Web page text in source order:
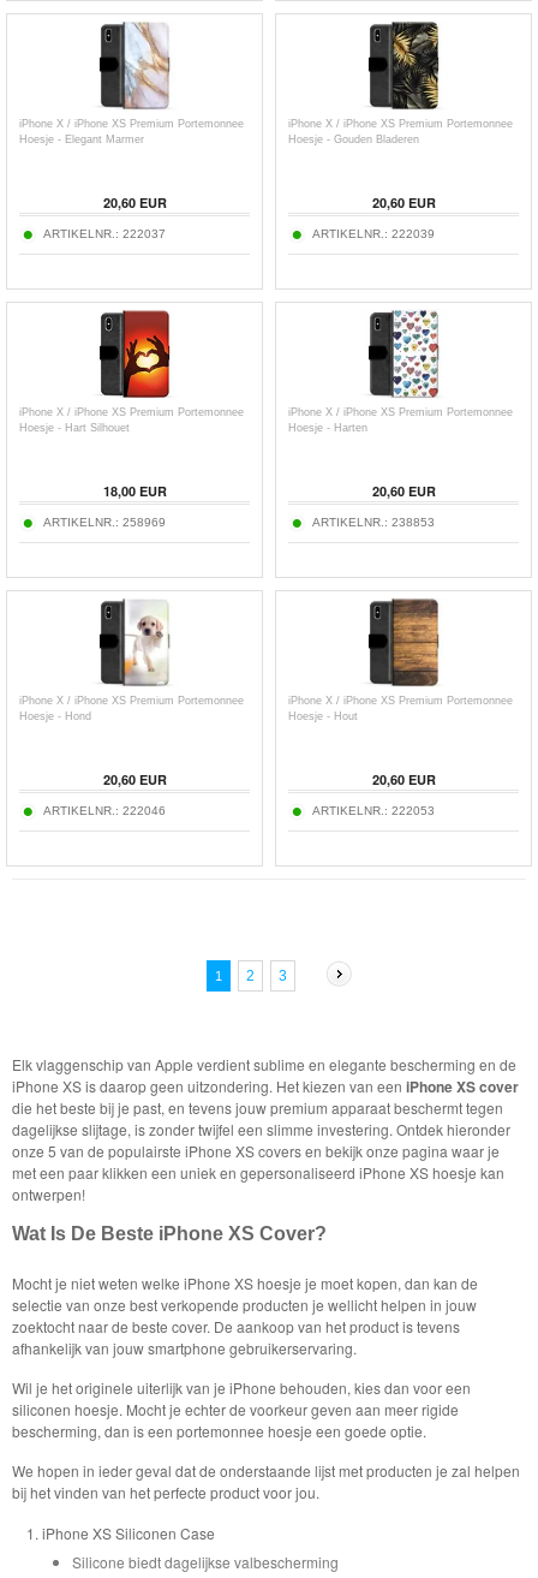
iPhone X / iPhone XS Premium Portemonnee
Hoesje - Elegant Marmer
20,60EUR
ARTIKELNR.: 222037
iPhone X / iPhone XS Premium Portemonnee
Hoesje - Gouden Bladeren
20,60EUR
ARTIKELNR.: 222039
iPhone X / iPhone XS Premium Portemonnee
Hoesje - Hart Silhouet
18,00EUR
ARTIKELNR.: 258969
iPhone X / iPhone XS Premium Portemonnee
Hoesje - Harten
20,60EUR
ARTIKELNR.: 238853
iPhone X / iPhone XS Premium Portemonnee
Hoesje - Hond
20,60EUR
ARTIKELNR.: 222046
iPhone X / iPhone XS Premium Portemonnee
Hoesje - Hout
20,60EUR
ARTIKELNR.: 222053
1 2 3
Elk vlaggenschip van Apple verdient sublime en elegante bescherming en de
iPhone XS is daarop geen uitzondering. Het kiezen van een iPhone XS cover
die het beste bij je past, en tevens jouw premium apparaat beschermt tegen
dagelijkse slijtage, is zonder twijfel een slimme investering. Ontdek hieronder
onze 5 van de populairste iPhone XS covers en bekijk onze pagina waar je
met een paar klikken een uniek en gepersonaliseerd iPhone XS hoesje kan
ontwerpen!
Wat Is De Beste iPhone XS Cover?
Mocht je niet weten welke iPhone XS hoesje je moet kopen, dan kan de
selectie van onze best verkopende producten je wellicht helpen in jouw
zoektocht naar de beste cover. De aankoop van het product is tevens
afhankelijk van jouw smartphone gebruikerservaring.
Wil je het originele uiterlijk van je iPhone behouden, kies dan voor een
siliconen hoesje. Mocht je echter de voorkeur geven aan meer rigide
bescherming, dan is een portemonnee hoesje een goede optie.
We hopen in ieder geval dat de onderstaande lijst met producten je zal helpen
bij het vinden van het perfecte product voor jou.
iPhone XS Siliconen Case
Silicone biedt dagelijkse valbescherming